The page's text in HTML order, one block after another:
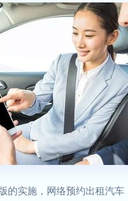
实施，网络预约出租汽